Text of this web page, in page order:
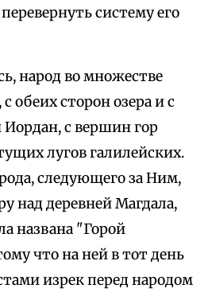
систему его
народ во множестве
обеих сторон озера и с
Иордан, с вершин гор
лугов галилейских.
следующего за Ним,
над деревней Магдала,
названа "Горой
что на ней в тот день
изрек перед народом